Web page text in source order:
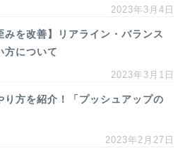
2023年3月4日
みを改善】リアライン・バランス
方について
2023年3月1日
り方を紹介！「プッシュアップの
2023年2月27日